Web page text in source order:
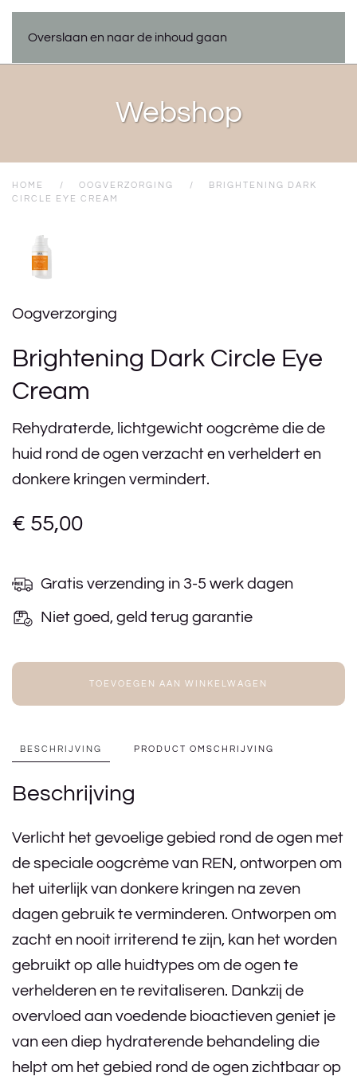
Overslaan en naar de inhoud gaan
Webshop
HOME OOGVERZORGING
BRIGHTENING DARK
CIRCLE EYE CREAM
Oogverzorging
Brightening Dark Circle Eye
Cream
Rehydraterde, lichtgewicht oogcrème die de
huid rond de ogen verzacht en verheldert en
donkere kringen vermindert.
€ 55,00
Gratis verzending in 3-5 werk dagen
Niet goed, geld terug garantie
TOEVOEGEN AAN WINKELWAGEN
BESCHRIJVING PRODUCT OMSCHRIJVING
Beschrijving
Verlicht het gevoelige gebied rond de ogen met
de speciale oogcrème van REN, ontworpen om
het uiterlijk van donkere kringen na zeven
dagen gebruik te verminderen. Ontworpen om
zacht en nooit irriterend te zijn, kan het worden
gebruikt op alle huidtypes om de ogen te
verhelderen en te revitaliseren. Dankzij de
overvloed aan voedende bioactieven geniet je
van een diep hydraterende behandeling die
helpt om het gebied rond de ogen zichtbaar op